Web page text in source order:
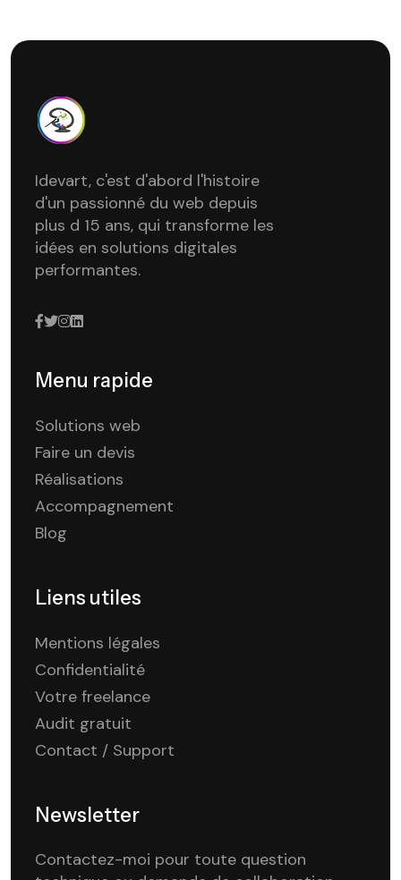
Idevart, c'est d'abord l'histoire
d'un passionné du web depuis
plus d 15 ans, qui transforme les
idées en solutions digitales
performantes.
Menu rapide
Solutions web
Faire un devis
Réalisations
Accompagnement
Blog
Liens utiles
Mentions légales
Confidentialité
Votre freelance
Audit gratuit
Contact / Support
Newsletter
Contactez-moi pour toute question